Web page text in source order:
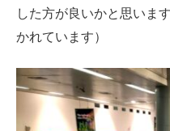
した方が良いかと思いま
かれています）